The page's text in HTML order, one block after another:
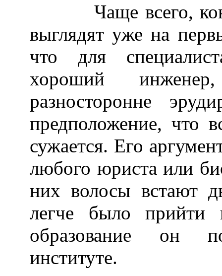
Чаще всего,
выглядят уже на
что для
хороший
разносторонне
предположение, что
сужается. Его
любого юриста или
них волосы встают
легче было прийти
образование он
институте.